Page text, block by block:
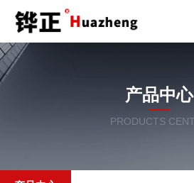
产品中心
PRODUCTS